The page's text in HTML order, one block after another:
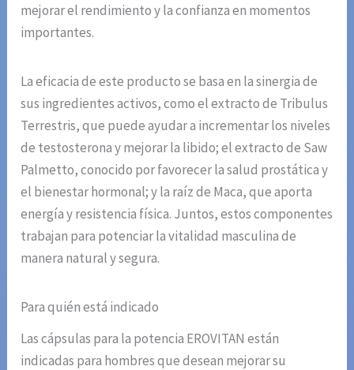
mejorar el rendimiento y la confianza en momentos
importantes.
La eficacia de este producto se basa en la sinergia de
sus ingredientes activos, como el extracto de Tribulus
Terrestris, que puede ayudar a incrementar los niveles
de testosterona y mejorar la libido; el extracto de Saw
Palmetto, conocido por favorecer la salud prostática y
el bienestar hormonal; y la raíz de Maca, que aporta
energía y resistencia física. Juntos, estos componentes
trabajan para potenciar la vitalidad masculina de
manera natural y segura.
Para quién está indicado
Las cápsulas para la potencia EROVITAN están
indicadas para hombres que desean mejorar su